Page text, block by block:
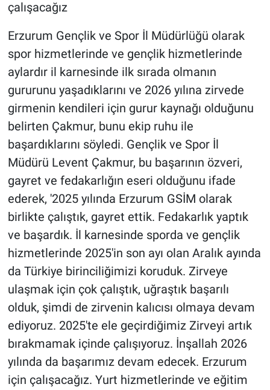
çalışacağız
Erzurum Gençlik ve Spor İl Müdürlüğü olarak
spor hizmetlerinde ve gençlik hizmetlerinde
aylardır il karnesinde ilk sırada olmanın
gururunu yaşadıklarını ve 2026 yılına zirvede
girmenin kendileri için gurur kaynağı olduğunu
belirten Çakmur, bunu ekip ruhu ile
başardıklarını söyledi. Gençlik ve Spor İl
Müdürü Levent Çakmur, bu başarının özveri,
gayret ve fedakarlığın eseri olduğunu ifade
ederek, '2025 yılında Erzurum GSİM olarak
birlikte çalıştık, gayret ettik. Fedakarlık yaptık
ve başardık. İl karnesinde sporda ve gençlik
hizmetlerinde 2025'in son ayı olan Aralık ayında
da Türkiye birinciliğimizi koruduk. Zirveye
ulaşmak için çok çalıştık, uğraştık başarılı
olduk, şimdi de zirvenin kalıcısı olmaya devam
ediyoruz. 2025'te ele geçirdiğimiz Zirveyi artık
bırakmamak içinde çalışıyoruz. İnşallah 2026
yılında da başarımız devam edecek. Erzurum
için çalışacağız. Yurt hizmetlerinde ve eğitim